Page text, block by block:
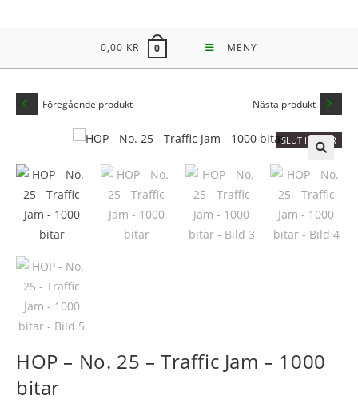
0,00 KR 0 MENY
Föregående produkt Nästa produkt
🔍
SLUT I LAGER
HOP – No. 25 – Traffic Jam – 1000
bitar